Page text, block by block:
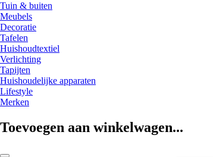
Tuin & buiten
Meubels
Decoratie
Tafelen
Huishoudtextiel
Verlichting
Tapijten
Huishoudelijke apparaten
Lifestyle
Merken
Toevoegen aan winkelwagen...